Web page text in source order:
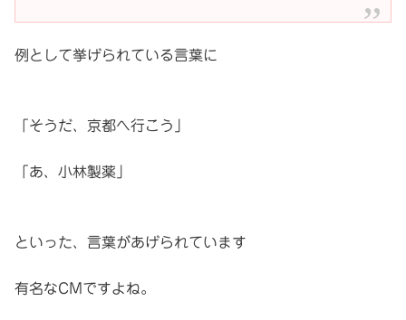
例として挙げられている言葉に
「そうだ、京都へ行こう」
「あ、小林製薬」
といった、言葉があげられています
有名なCMですよね。